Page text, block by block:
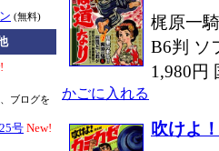
(無料)
ブログを
号 New!
梶原一
B6判 ソ
1,980円
かごに入れる
吹けよ